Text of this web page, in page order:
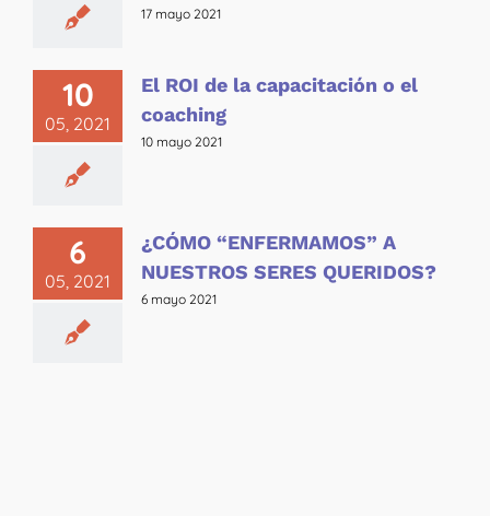
17 mayo 2021
10
05, 2021
El ROI de la capacitación o el
coaching
10 mayo 2021
6
05, 2021
¿CÓMO “ENFERMAMOS” A
NUESTROS SERES QUERIDOS?
6 mayo 2021